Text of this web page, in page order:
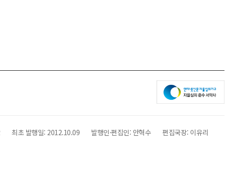
최초 발행일: 2012.10.09 발행인·편집인: 안혁수 편집국장: 이유리